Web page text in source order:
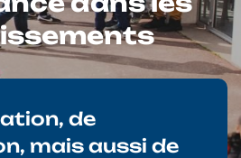
de
mais aussi de